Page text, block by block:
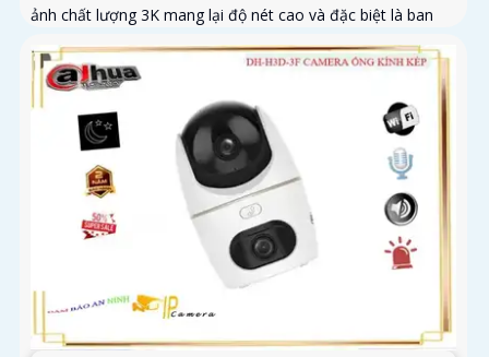
ảnh chất lượng 3K mang lại độ nét cao và đặc biệt là ban
đêm có màu sắc chân thực. Camera wifi DH-H5D-5F còn
giúp đảm bảo an ninh hiệu quả với tính năng phát hiện
người và thú cưng với độ chính xác cao